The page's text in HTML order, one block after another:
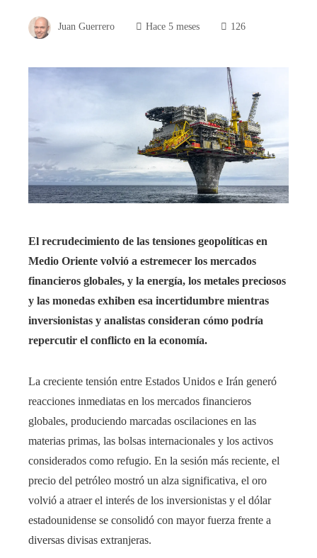
Juan Guerrero Hace 5 meses 126
El recrudecimiento de las tensiones geopolíticas en
Medio Oriente volvió a estremecer los mercados
financieros globales, y la energía, los metales preciosos
y las monedas exhiben esa incertidumbre mientras
inversionistas y analistas consideran cómo podría
repercutir el conflicto en la economía.
La creciente tensión entre Estados Unidos e Irán generó
reacciones inmediatas en los mercados financieros
globales, produciendo marcadas oscilaciones en las
materias primas, las bolsas internacionales y los activos
considerados como refugio. En la sesión más reciente, el
precio del petróleo mostró un alza significativa, el oro
volvió a atraer el interés de los inversionistas y el dólar
estadounidense se consolidó con mayor fuerza frente a
diversas divisas extranjeras.